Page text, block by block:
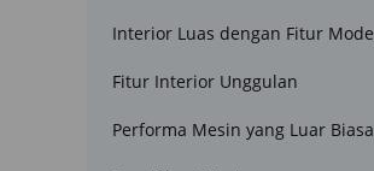
Interior Luas dengan Fitur
Fitur Interior Unggulan
Performa Mesin yang Luar Biasa